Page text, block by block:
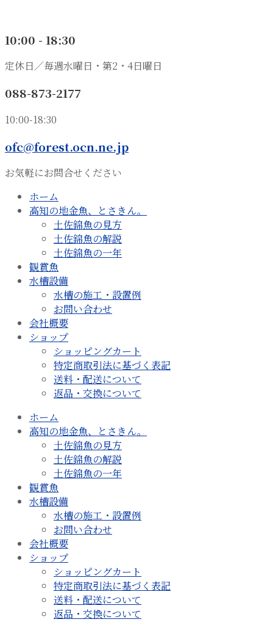
10:00 - 18:30
定休日／毎週水曜日・第2・4日曜日
088-873-2177
10:00-18:30
ofc@forest.ocn.ne.jp
お気軽にお問合せください
ホーム
高知の地金魚、とさきん。
土佐錦魚の見方
土佐錦魚の解説
土佐錦魚の一年
観賞魚
水槽設備
水槽の施工・設置例
お問い合わせ
会社概要
ショップ
ショッピングカート
特定商取引法に基づく表記
送料・配送について
返品・交換について
ホーム
高知の地金魚、とさきん。
土佐錦魚の見方
土佐錦魚の解説
土佐錦魚の一年
観賞魚
水槽設備
水槽の施工・設置例
お問い合わせ
会社概要
ショップ
ショッピングカート
特定商取引法に基づく表記
送料・配送について
返品・交換について